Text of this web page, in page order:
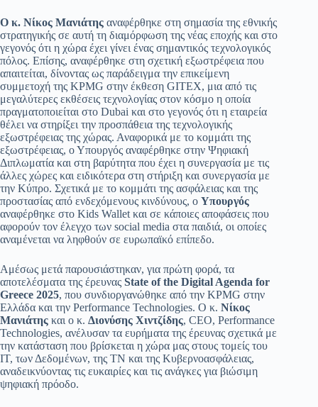
O κ. Νίκος Μανιάτης αναφέρθηκε στη σημασία της εθνικής
στρατηγικής σε αυτή τη διαμόρφωση της νέας εποχής και στο
γεγονός ότι η χώρα έχει γίνει ένας σημαντικός τεχνολογικός
πόλος. Επίσης, αναφέρθηκε στη σχετική εξωστρέφεια που
απαιτείται, δίνοντας ως παράδειγμα την επικείμενη
συμμετοχή της KPMG στην έκθεση GITEX, μια από τις
μεγαλύτερες εκθέσεις τεχνολογίας στον κόσμο η οποία
πραγματοποιείται στο Dubai και στο γεγονός ότι η εταιρεία
θέλει να στηρίξει την προσπάθεια της τεχνολογικής
εξωστρέφειας της χώρας. Αναφορικά με το κομμάτι της
εξωστρέφειας, ο Υπουργός αναφέρθηκε στην Ψηφιακή
Διπλωματία και στη βαρύτητα που έχει η συνεργασία με τις
άλλες χώρες και ειδικότερα στη στήριξη και συνεργασία με
την Κύπρο. Σχετικά με το κομμάτι της ασφάλειας και της
προστασίας από ενδεχόμενους κινδύνους, ο Υπουργός
αναφέρθηκε στο Kids Wallet και σε κάποιες αποφάσεις που
αφορούν τον έλεγχο των social media στα παιδιά, οι οποίες
αναμένεται να ληφθούν σε ευρωπαϊκό επίπεδο.
Αμέσως μετά παρουσιάστηκαν, για πρώτη φορά, τα
αποτελέσματα της έρευνας State of the Digital Agenda for
Greece 2025, που συνδιοργανώθηκε από την KPMG στην
Ελλάδα και την Performance Technologies. Ο κ. Νίκος
Μανιάτης και ο κ. Διονύσης Χιντζίδης, CEO, Performance
Technologies, ανέλυσαν τα ευρήματα της έρευνας σχετικά με
την κατάσταση που βρίσκεται η χώρα μας στους τομείς του
IT, των Δεδομένων, της ΤΝ και της Κυβερνοασφάλειας,
αναδεικνύοντας τις ευκαιρίες και τις ανάγκες για βιώσιμη
ψηφιακή πρόοδο.